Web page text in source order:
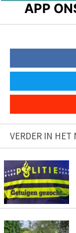
APP
VERDER IN HET